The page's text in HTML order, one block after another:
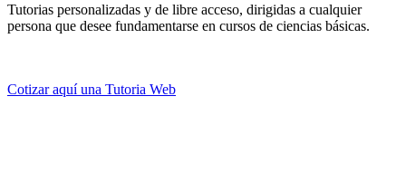
Tutorias personalizadas y de libre acceso, dirigidas a cualquier
persona que desee fundamentarse en cursos de ciencias básicas.
Cotizar aquí una Tutoria Web